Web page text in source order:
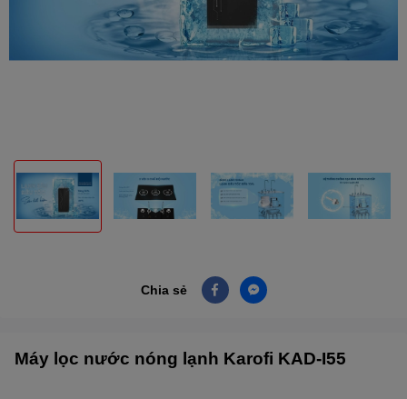
Chia sẻ
Máy lọc nước nóng lạnh Karofi KAD-I55